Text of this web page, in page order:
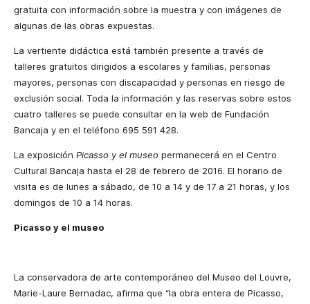
gratuita con información sobre la muestra y con imágenes de
algunas de las obras expuestas.
La vertiente didáctica está también presente a través de
talleres gratuitos dirigidos a escolares y familias, personas
mayores, personas con discapacidad y personas en riesgo de
exclusión social. Toda la información y las reservas sobre estos
cuatro talleres se puede consultar en la web de Fundación
Bancaja y en el teléfono 695 591 428.
La exposición Picasso y el museo permanecerá en el Centro
Cultural Bancaja hasta el 28 de febrero de 2016. El horario de
visita es de lunes a sábado, de 10 a 14 y de 17 a 21 horas, y los
domingos de 10 a 14 horas.
Picasso y el museo
La conservadora de arte contemporáneo del Museo del Louvre,
Marie-Laure Bernadac, afirma que “la obra entera de Picasso,